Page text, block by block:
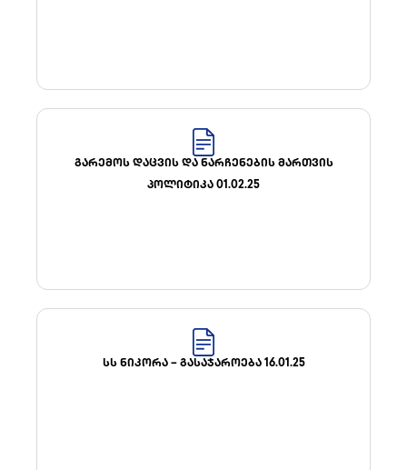
ᲒᲐᲠᲔᲛᲝᲡ ᲓᲐᲪᲕᲘᲡ ᲓᲐ ᲜᲐᲠᲩᲔᲜᲔᲑᲘᲡ ᲛᲐᲠᲗᲕᲘᲡ
ᲞᲝᲚᲘᲢᲘᲙᲐ 01.02.25
ᲡᲡ ᲜᲘᲙᲝᲠᲐ – ᲒᲐᲡᲐᲯᲐᲠᲝᲔᲑᲐ 16.01.25